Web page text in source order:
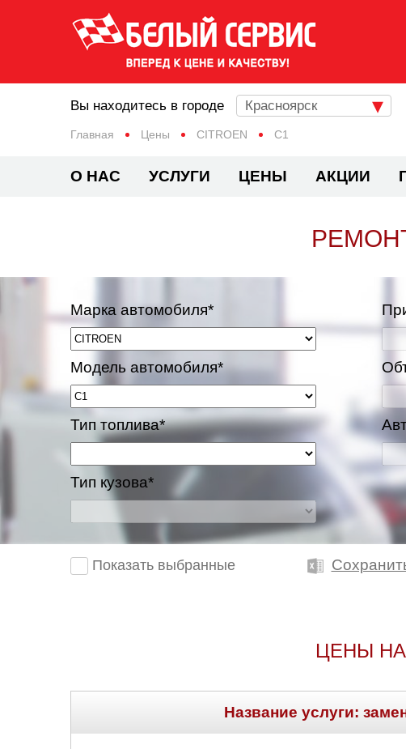
Главная Цены CITROEN C1
Вы находитесь в городе Красноярск
О НАС УСЛУГИ ЦЕНЫ АКЦИИ
Марка автомобиля*
Модель автомобиля*
Тип топлива*
Тип кузова*
Показать выбранные
ЦЕНЫ НА
Название услуги: